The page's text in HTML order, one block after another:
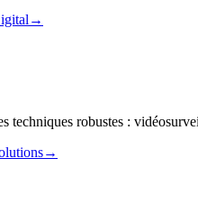
→
techniques robustes :
→